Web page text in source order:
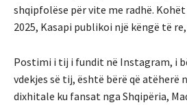
shqipfolëse për vite me radhë.
2025, Kasapi publikoi një këngë të re,
Postimi i tij i fundit në Instagram, i
vdekjes së tij, është bërë që atëherë
dixhitale ku fansat nga Shqipëria,